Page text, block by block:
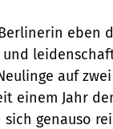
eben
und
auf
einem Jahr
sich genauso